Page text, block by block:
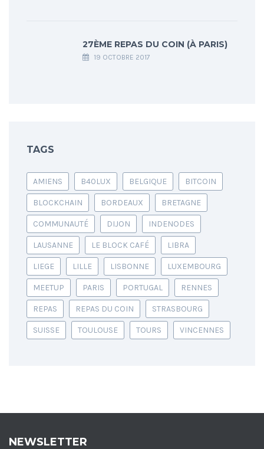
27ÈME REPAS DU COIN (À PARIS)
19 OCTOBRE 2017
TAGS
AMIENS B40LUX BELGIQUE BITCOIN
BLOCKCHAIN BORDEAUX BRETAGNE
COMMUNAUTÉ DIJON INDENODES
LAUSANNE LE BLOCK CAFÉ LIBRA
LIEGE LILLE LISBONNE LUXEMBOURG
MEETUP PARIS PORTUGAL RENNES
REPAS REPAS DU COIN STRASBOURG
SUISSE TOULOUSE TOURS VINCENNES
NEWSLETTER